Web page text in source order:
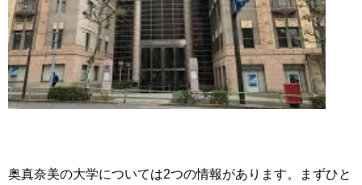
奥真奈美の大学については2つの情報があります。まずひと